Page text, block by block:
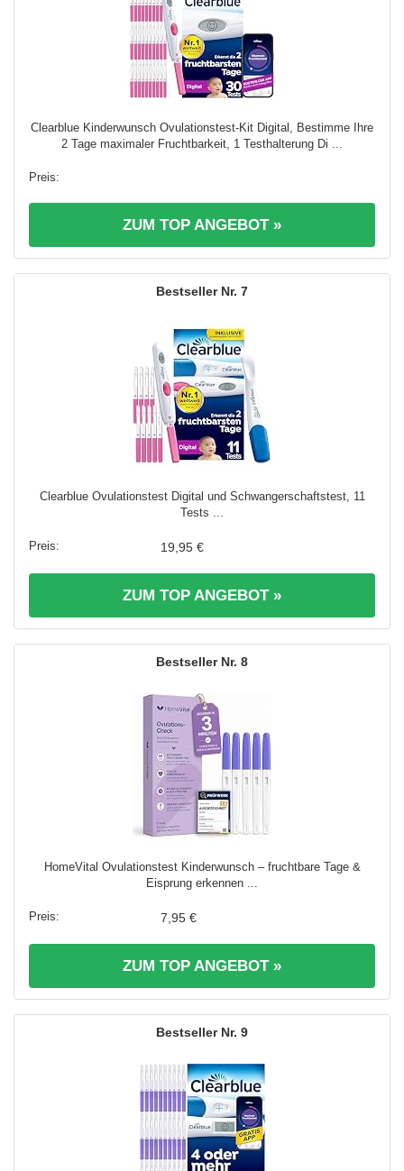
Clearblue Kinderwunsch Ovulationstest-Kit Digital, Bestimme Ihre
2 Tage maximaler Fruchtbarkeit, 1 Testhalterung Di ...
ZUM TOP ANGEBOT »
7
Clearblue Ovulationstest Digital und Schwangerschaftstest, 11
Tests ...
19,95 €
ZUM TOP ANGEBOT »
8
HomeVital Ovulationstest Kinderwunsch – fruchtbare Tage &
Eisprung erkennen ...
7,95 €
ZUM TOP ANGEBOT »
9